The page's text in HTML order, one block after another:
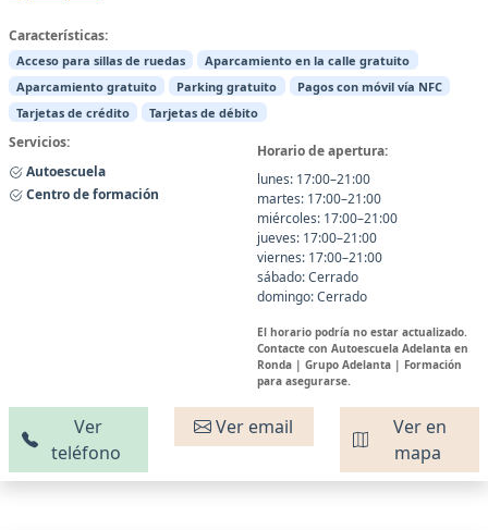
Características:
Acceso para sillas de ruedas
Aparcamiento en la calle gratuito
Aparcamiento gratuito
Parking gratuito
Pagos con móvil vía NFC
Tarjetas de crédito
Tarjetas de débito
Servicios:
Autoescuela
Centro de formación
Horario de apertura:
lunes: 17:00–21:00
martes: 17:00–21:00
miércoles: 17:00–21:00
jueves: 17:00–21:00
viernes: 17:00–21:00
sábado: Cerrado
domingo: Cerrado
El horario podría no estar actualizado.
Contacte con Autoescuela Adelanta en
Ronda | Grupo Adelanta | Formación
para asegurarse.
Ver
teléfono
Ver email
Ver en
mapa